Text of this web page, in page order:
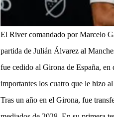
El River comandado por Marcelo
partida de Julián Álvarez al
fue cedido al Girona de España, en
importantes los cuatro que le hizo
Tras un año en el Girona, fue